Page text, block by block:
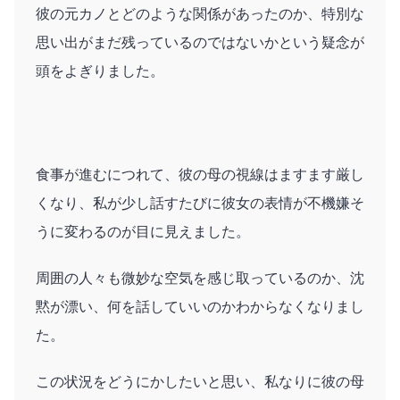
彼の元カノとどのような関係があったのか、特別な
思い出がまだ残っているのではないかという疑念が
頭をよぎりました。
食事が進むにつれて、彼の母の視線はますます厳し
くなり、私が少し話すたびに彼女の表情が不機嫌そ
うに変わるのが目に見えました。
周囲の人々も微妙な空気を感じ取っているのか、沈
黙が漂い、何を話していいのかわからなくなりまし
た。
この状況をどうにかしたいと思い、私なりに彼の母